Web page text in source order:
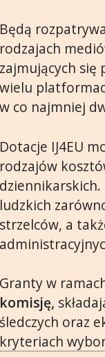
Będą
rodzajach
zajmujących się
wielu
w co najmniej
Dotacje IJ4EU
rodzajów
ludzkich
strzelców, a
Granty w
komisję,
śledczych oraz
kryteriach